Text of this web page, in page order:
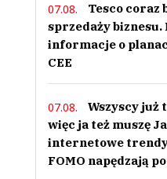
07.08.
Tesco coraz
sprzedaży biznesu.
informacje o
CEE
07.08.
Wszyscy już
więc ja też muszę
internetowe
FOMO napędzają